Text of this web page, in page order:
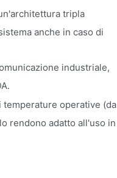
tripla
anche in caso di
industriale,
temperature operative (da
rendono adatto all'uso in